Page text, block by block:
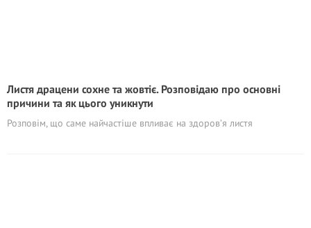
Листя драцени сохне та жовтіє. Розповідаю про основні
причини та як цього уникнути
Розповім, що саме найчастіше впливає на здоров’я листя